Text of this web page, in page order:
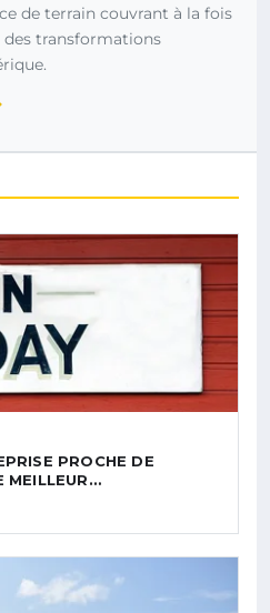
de terrain couvrant à la fois
des transformations
PROCHE DE
MEILLEUR…